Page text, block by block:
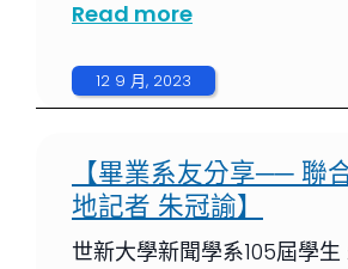
Read more
12 9 月, 2023
【畢業系友分享── 聯
地記者 朱冠諭】
世新大學新聞學系105屆學